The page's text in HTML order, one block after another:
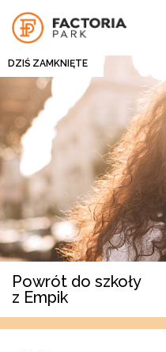
DZIŚ ZAMKNIĘTE
Powrót do szkoły
z Empik